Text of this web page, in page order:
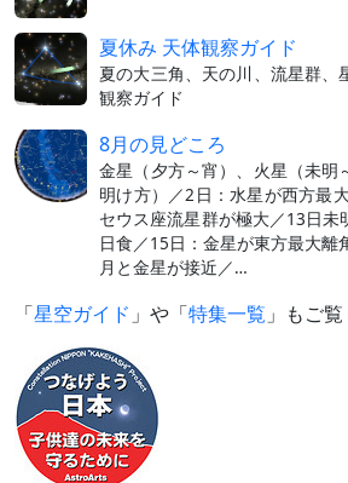
夏休み 天体観察ガイド
夏の大三角、天の川、流星群、
観察ガイド
8月の見どころ
金星（夕方～宵）、火星（未明
明け方）／2日：水星が西方最
セウス座流星群が極大／13日
日食／15日：金星が東方最大離
月と金星が接近／…
「星空ガイド 」や「特集一覧 」もご